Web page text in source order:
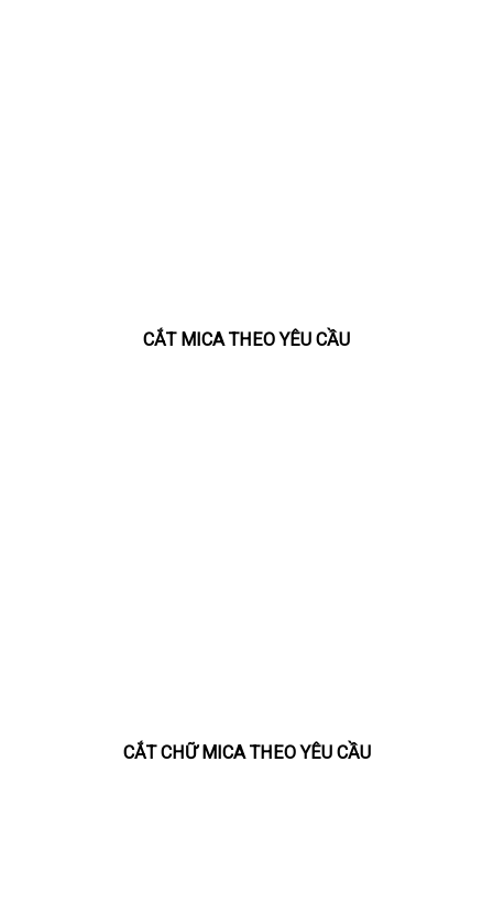
CẮT MICA THEO YÊU CẦU
CẮT CHỮ MICA THEO YÊU CẦU